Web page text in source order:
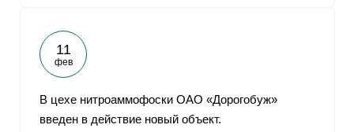
11
фев
В цехе нитроаммофоски ОАО «Дорогобуж»
введен в действие новый объект.